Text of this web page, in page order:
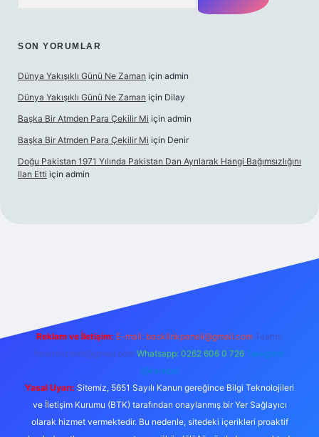
SON YORUMLAR
Dünya Yakışıklı Günü Ne Zaman için admin
Dünya Yakışıklı Günü Ne Zaman için Dilay
Başka Bir Atmden Para Çekilir Mi için admin
Başka Bir Atmden Para Çekilir Mi için Denir
Doğu Pakistan 1971 Yılında Pakistan Dan Ayrılarak Hangi Bağımsızlığını
Ilan Etti için admin
Reklam ve İletişim: E-mail: backlinkpaneli@gmail.com Teams:
forumhizmeti@gmail.com Whatsapp: 0262 606 0 726 Telegram:
@karabul
Yasal Uyarı: Sitemiz, 5651 Sayılı Kanun gereğince Bilgi Teknolojileri
ve İletişim Kurumu (BTK) tarafından onaylanmış bir Yer Sağlayıcı
olarak hizmet vermektedir. Bu nedenle, sitedeki içerikleri proaktif